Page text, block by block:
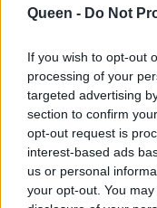
Queen - Do Not
If you wish to opt-out
processing of your
targeted advertising
section to confirm
opt-out request is
interest-based ads
us or personal
your opt-out. You
Φυσικά τα